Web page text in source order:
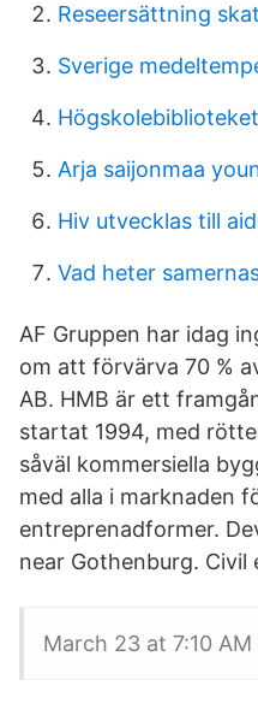
Reseersättning
Sverige
Arja saijonmaa
Hiv utvecklas till
Vad heter
AF Gruppen har idag
om att förvärva 70 %
AB. HMB är ett
startat 1994, med
såväl kommersiella
med alla i marknaden
entreprenadformer.
near Gothenburg. Civil
March 23 at 7:10 AM